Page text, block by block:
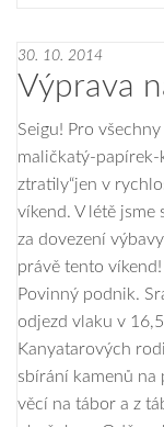
30. 10. 2014
Výprava
Seigu! Pro
maličkatý-papírek-
ztratily“jen v
víkend. V létě
za dovezení
právě tento
Povinný podnik.
odjezd vlaku v
Kanyatarových
sbírání kamenů na
věcí na tábor a z